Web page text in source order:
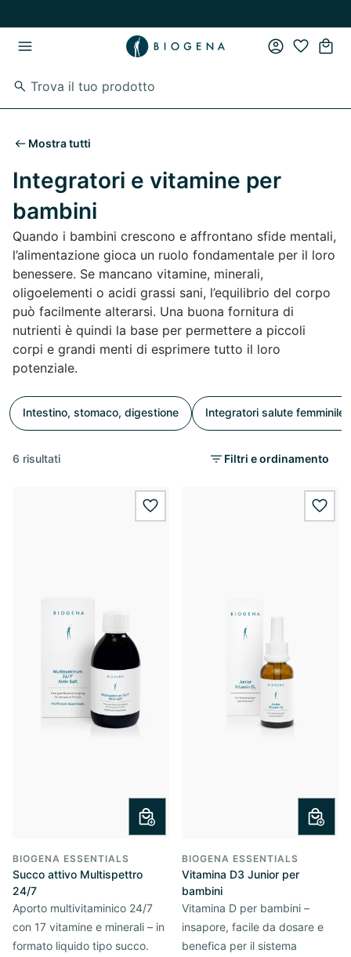
Mostra tutti
Integratori e vitamine per
bambini
Quando i bambini crescono e affrontano sfide mentali,
l’alimentazione gioca un ruolo fondamentale per il loro
benessere. Se mancano vitamine, minerali,
oligoelementi o acidi grassi sani, l’equilibrio del corpo
può facilmente alterarsi. Una buona fornitura di
nutrienti è quindi la base per permettere a piccoli
corpi e grandi menti di esprimere tutto il loro
potenziale.
Intestino, stomaco, digestione Integratori salute femminile
6 risultati Filtri e ordinamento
wishlist.add
BIOGENA ESSENTIALS
Succo attivo Multispettro
24/7
Aporto multivitaminico 24/7
con 17 vitamine e minerali – in
formato liquido tipo succo.
BIOGENA ESSENTIALS
Vitamina D3 Junior per
bambini
Vitamina D per bambini –
insapore, facile da dosare e
benefica per il sistema